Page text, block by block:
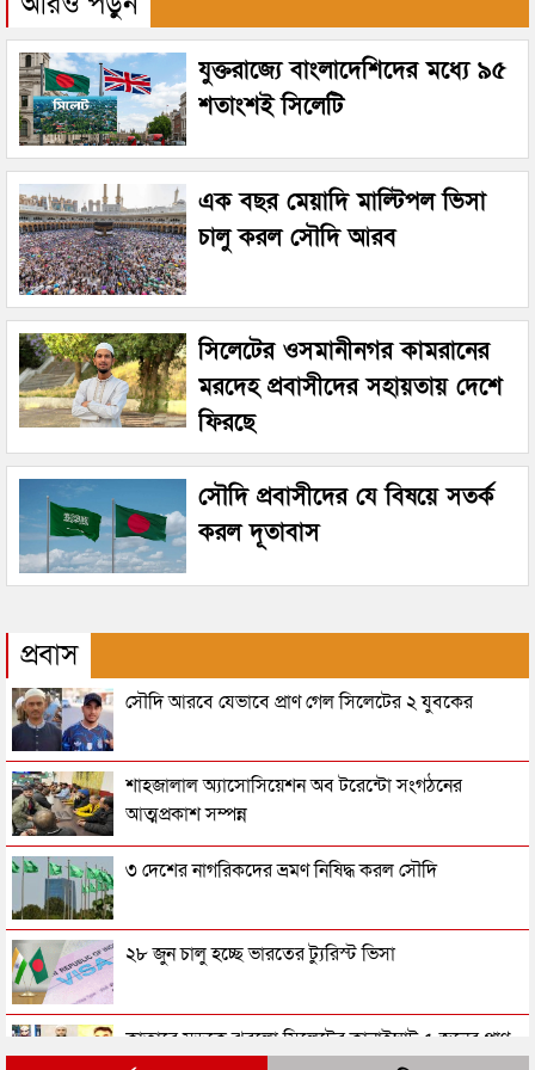
যুক্তরাজ্যে বাংলাদেশিদের মধ্যে ৯৫
শতাংশই সিলেটি
এক বছর মেয়াদি মাল্টিপল ভিসা
চালু করল সৌদি আরব
সিলেটের ওসমানীনগর কামরানের
মরদেহ প্রবাসীদের সহায়তায় দেশে
ফিরছে
সৌদি প্রবাসীদের যে বিষয়ে সতর্ক
করল দূতাবাস
প্রবাস
সৌদি আরবে যেভাবে প্রাণ গেল সিলেটের ২ যুবকের
শাহজালাল অ্যাসোসিয়েশন অব টরেন্টো সংগঠনের
আত্মপ্রকাশ সম্পন্ন
৩ দেশের নাগরিকদের ভ্রমণ নিষিদ্ধ করল সৌদি
২৮ জুন চালু হচ্ছে ভারতের ট্যুরিস্ট ভিসা
কাতারে সড়কে ঝরলো সিলেটের কানাইঘাট ৫ জনের প্রাণ